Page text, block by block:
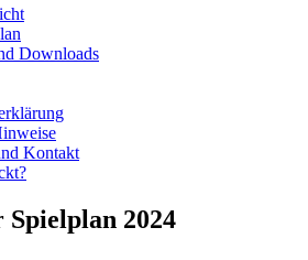
Downloads
Kontakt
2024